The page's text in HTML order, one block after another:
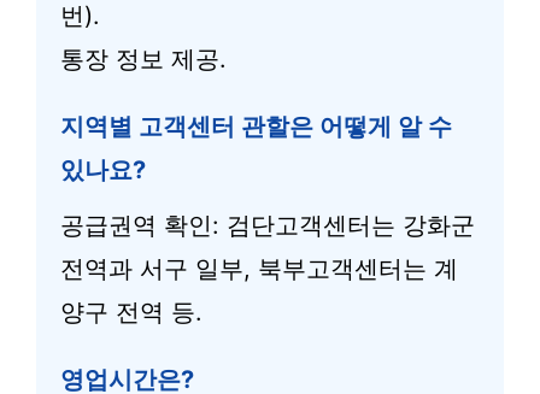
번).
통장 정보 제공.
지역별 고객센터 관할은 어떻게 알 수
있나요?
공급권역 확인: 검단고객센터는 강화군
전역과 서구 일부, 북부고객센터는 계
양구 전역 등.
영업시간은?